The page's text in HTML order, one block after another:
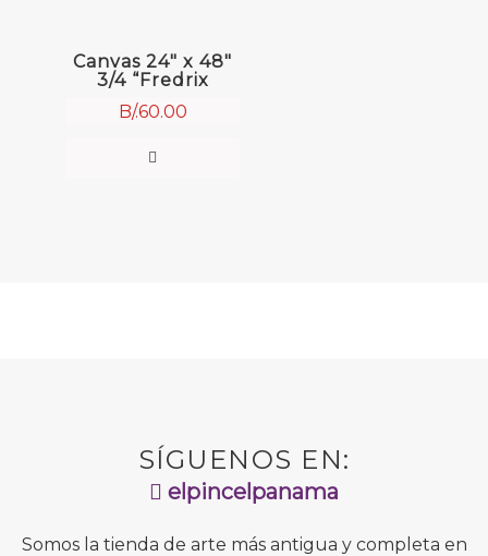
Canvas 24″ x 48″
3/4 “Fredrix
B/.60.00
SÍGUENOS EN:
elpincelpanama
Somos la tienda de arte más antigua y completa en